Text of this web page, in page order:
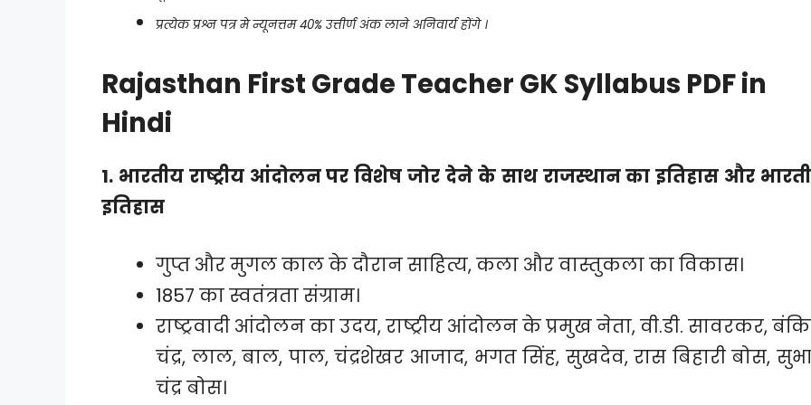
प्रत्येक प्रश्न पत्र मे न्यूनत्तम 40% उत्तीर्ण अंक लाने अनिवार्य होंगे ।
Rajasthan First Grade Teacher GK Syllabus PDF in
Hindi
1. भारतीय राष्ट्रीय आंदोलन पर विशेष जोर देने के साथ राजस्थान का इतिहास और
इतिहास
गुप्त और मुगल काल के दौरान साहित्य, कला और वास्तुकला का विकास।
1857 का स्वतंत्रता संग्राम।
राष्ट्रवादी आंदोलन का उदय, राष्ट्रीय आंदोलन के प्रमुख नेता, वी.डी. सावरकर,
चंद्र, लाल, बाल, पाल, चंद्रशेखर आजाद, भगत सिंह, सुखदेव, रास बिहारी बोस,
चंद्र बोस।